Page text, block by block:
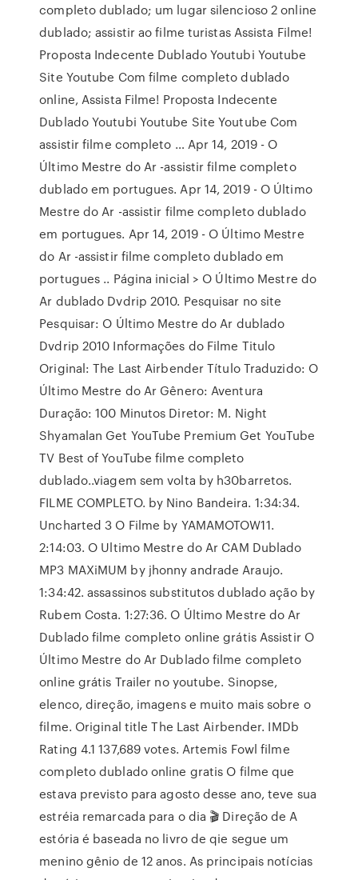
completo dublado; um lugar silencioso 2 online
dublado; assistir ao filme turistas Assista Filme!
Proposta Indecente Dublado Youtubi Youtube
Site Youtube Com filme completo dublado
online, Assista Filme! Proposta Indecente
Dublado Youtubi Youtube Site Youtube Com
assistir filme completo … Apr 14, 2019 - O
Último Mestre do Ar -assistir filme completo
dublado em portugues. Apr 14, 2019 - O Último
Mestre do Ar -assistir filme completo dublado
em portugues. Apr 14, 2019 - O Último Mestre
do Ar -assistir filme completo dublado em
portugues .. Página inicial > O Último Mestre do
Ar dublado Dvdrip 2010. Pesquisar no site
Pesquisar: O Último Mestre do Ar dublado
Dvdrip 2010 Informações do Filme Titulo
Original: The Last Airbender Título Traduzido: O
Último Mestre do Ar Gênero: Aventura
Duração: 100 Minutos Diretor: M. Night
Shyamalan Get YouTube Premium Get YouTube
TV Best of YouTube filme completo
dublado..viagem sem volta by h30barretos.
FILME COMPLETO. by Nino Bandeira. 1:34:34.
Uncharted 3 O Filme by YAMAMOTOW11.
2:14:03. O Ultimo Mestre do Ar CAM Dublado
MP3 MAXiMUM by jhonny andrade Araujo.
1:34:42. assassinos substitutos dublado ação by
Rubem Costa. 1:27:36. O Último Mestre do Ar
Dublado filme completo online grátis Assistir O
Último Mestre do Ar Dublado filme completo
online grátis Trailer no youtube. Sinopse,
elenco, direção, imagens e muito mais sobre o
filme. Original title The Last Airbender. IMDb
Rating 4.1 137,689 votes. Artemis Fowl filme
completo dublado online gratis O filme que
estava previsto para agosto desse ano, teve sua
estréia remarcada para o dia 🎬 Direção de A
estória é baseada no livro de qie segue um
menino gênio de 12 anos. As principais notícias